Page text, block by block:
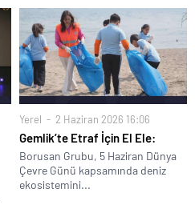
Yerel 2 Haziran 2026 16:06
Gemlik’te Etraf İçin El Ele:
Borusan Grubu, 5 Haziran Dünya
Çevre Günü kapsamında deniz
ekosistemini...